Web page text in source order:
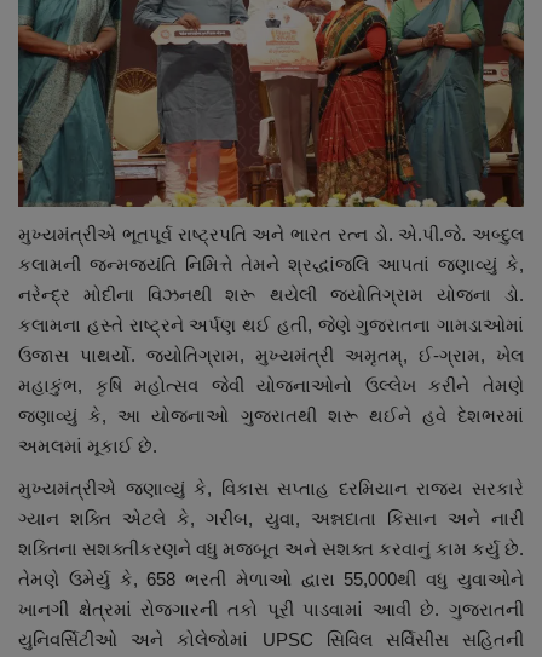
મુખ્યમંત્રીએ ભૂતપૂર્વ રાષ્ટ્રપતિ અને ભારત રત્ન ડો. એ.પી.જે. અબ્દુલ
કલામની જન્મજયંતિ નિમિત્તે તેમને શ્રદ્ધાંજલિ આપતાં જણાવ્યું કે,
નરેન્દ્ર મોદીના વિઝનથી શરૂ થયેલી જ્યોતિગ્રામ યોજના ડો.
કલામના હસ્તે રાષ્ટ્રને અર્પણ થઈ હતી, જેણે ગુજરાતના ગામડાઓમાં
ઉજાસ પાથર્યો. જ્યોતિગ્રામ, મુખ્યમંત્રી અમૃતમ્, ઈ-ગ્રામ, ખેલ
મહાકુંભ, કૃષિ મહોત્સવ જેવી યોજનાઓનો ઉલ્લેખ કરીને તેમણે
જણાવ્યું કે, આ યોજનાઓ ગુજરાતથી શરૂ થઈને હવે દેશભરમાં
અમલમાં મૂકાઈ છે.
મુખ્યમંત્રીએ જણાવ્યું કે, વિકાસ સપ્તાહ દરમિયાન રાજ્ય સરકારે
ગ્યાન શક્તિ એટલે કે, ગરીબ, યુવા, અન્નદાતા કિસાન અને નારી
શક્તિના સશક્તીકરણને વધુ મજબૂત અને સશક્ત કરવાનું કામ કર્યુ છે.
તેમણે ઉમેર્યુ કે, 658 ભરતી મેળાઓ દ્વારા 55,000થી વધુ યુવાઓને
ખાનગી ક્ષેત્રમાં રોજગારની તકો પૂરી પાડવામાં આવી છે. ગુજરાતની
યુનિવર્સિટીઓ અને કોલેજોમાં UPSC સિવિલ સર્વિસીસ સહિતની